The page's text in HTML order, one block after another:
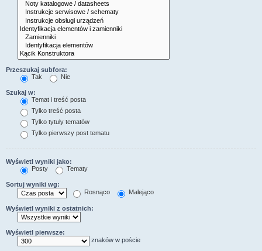
Przeszukaj subfora:
Tak
Nie
Szukaj w:
Temat i treść posta
Tylko treść posta
Tylko tytuły tematów
Tylko pierwszy post tematu
Wyświetl wyniki jako:
Posty
Tematy
Sortuj wyniki wg:
Rosnąco
Malejąco
Wyświetl wyniki z ostatnich:
Wyświetl pierwsze:
znaków w poście